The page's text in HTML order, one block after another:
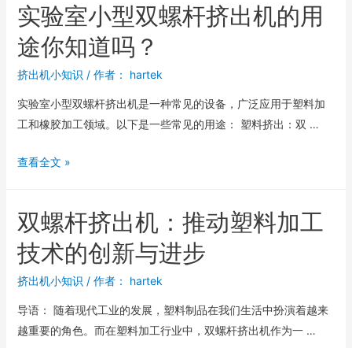
实验室小型双螺杆挤出机的用
途你知道吗？
挤出机小知识 / 作者： hartek
实验室小型双螺杆挤出机是一种常见的设备，广泛应用于塑料加
工和橡胶加工领域。以下是一些常见的用途： 塑料挤出：双 …
查看全文 »
双螺杆挤出机：推动塑料加工
技术的创新与进步
挤出机小知识 / 作者： hartek
导语： 随着现代工业的发展，塑料制品在我们生活中扮演着越来
越重要的角色。而在塑料加工行业中，双螺杆挤出机作为一 …